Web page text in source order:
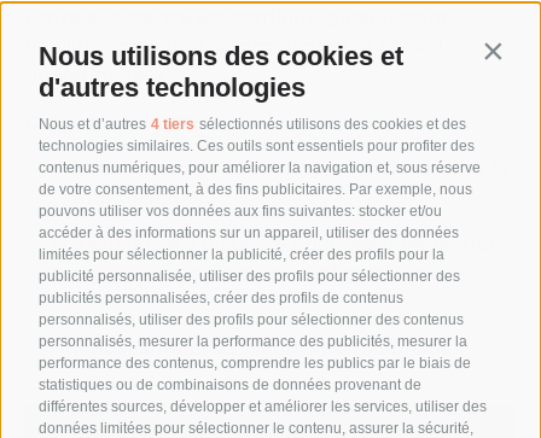
Nous utilisons des cookies et
d'autres technologies
Nous et d’autres 4 tiers sélectionnés utilisons des cookies et des
technologies similaires. Ces outils sont essentiels pour profiter des
contenus numériques, pour améliorer la navigation et, sous réserve
de votre consentement, à des fins publicitaires. Par exemple, nous
pouvons utiliser vos données aux fins suivantes: stocker et/ou
accéder à des informations sur un appareil, utiliser des données
limitées pour sélectionner la publicité, créer des profils pour la
publicité personnalisée, utiliser des profils pour sélectionner des
publicités personnalisées, créer des profils de contenus
personnalisés, utiliser des profils pour sélectionner des contenus
personnalisés, mesurer la performance des publicités, mesurer la
performance des contenus, comprendre les publics par le biais de
statistiques ou de combinaisons de données provenant de
différentes sources, développer et améliorer les services, utiliser des
données limitées pour sélectionner le contenu, assurer la sécurité,
fiabilité, continuité de production et sérénité
opérationnelle.
Ce que nous offrons:
Support rapide et continu, en Italie et dans le
monde entier.
Assistance à distance pour des interventions
rapides sur logiciels et configurations.
Support multilingue, afin d’assister
efficacement les clients internationaux.